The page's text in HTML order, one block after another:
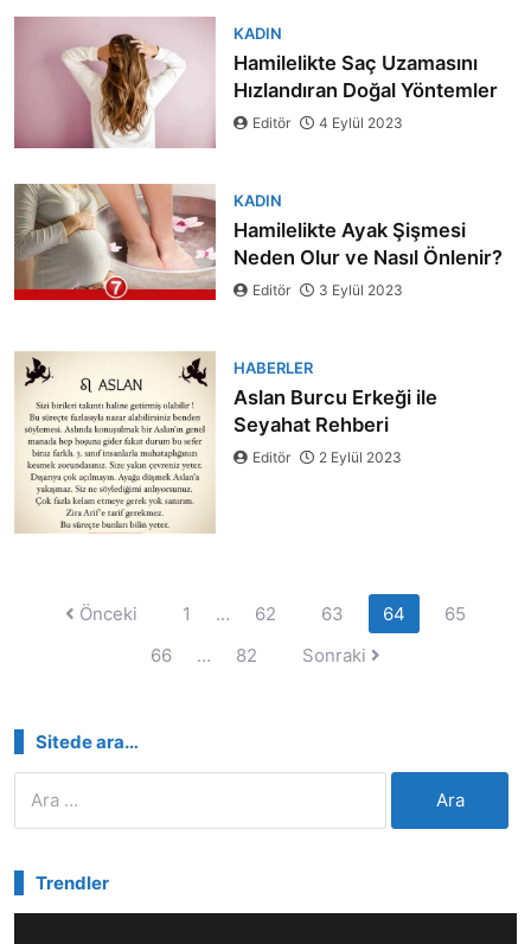
KADIN
Hamilelikte Saç Uzamasını
Hızlandıran Doğal Yöntemler
Editör 4 Eylül 2023
KADIN
Hamilelikte Ayak Şişmesi
Neden Olur ve Nasıl Önlenir?
Editör 3 Eylül 2023
HABERLER
Aslan Burcu Erkeği ile
Seyahat Rehberi
Editör 2 Eylül 2023
Önceki 1 … 62 63 64
65
66
… 82 Sonraki
Sitede ara…
Trendler